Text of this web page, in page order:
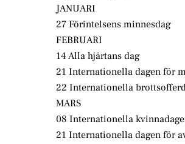
JANUARI
27 Förintelsens minnesdag
FEBRUARI
14 Alla hjärtans dag
21 Internationella dagen för
22 Internationella
MARS
08 Internationella
21 Internationella dagen för